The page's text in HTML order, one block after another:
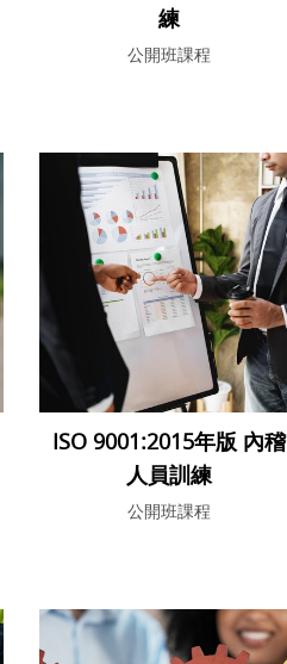
練
公開班課程
ISO 9001:2015年版 內稽
人員訓練
公開班課程